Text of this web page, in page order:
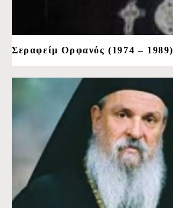
Σεραφείμ Ορφανός (1974 – 1989)